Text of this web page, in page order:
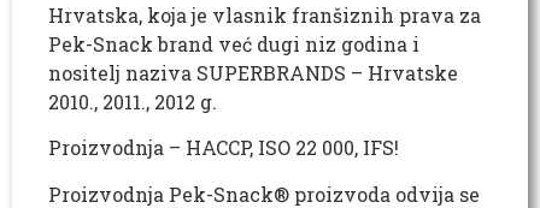
Hrvatska, koja je vlasnik franšiznih prava za
Pek-Snack brand već dugi niz godina i
nositelj naziva SUPERBRANDS – Hrvatske
2010., 2011., 2012 g.
Proizvodnja – HACCP, ISO 22 000, IFS!
Proizvodnja Pek-Snack® proizvoda odvija se